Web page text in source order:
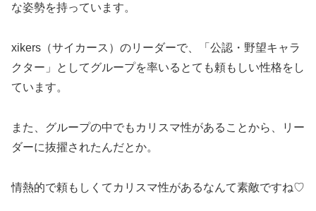
な姿勢を持っています。
xikers（サイカース）のリーダーで、「公認・野望キャラ
クター」としてグループを率いるとても頼もしい性格をし
ています。
また、グループの中でもカリスマ性があることから、リー
ダーに抜擢されたんだとか。
情熱的で頼もしくてカリスマ性があるなんて素敵ですね♡